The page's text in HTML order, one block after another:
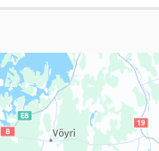
karttapisteinä.